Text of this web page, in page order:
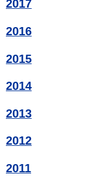
2017
2016
2015
2014
2013
2012
2011